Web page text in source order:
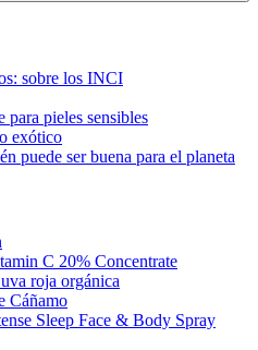
sobre los INCI
pieles sensibles
exótico
puede ser buena para el planeta
C 20% Concentrate
roja orgánica
Cáñamo
Sleep Face & Body Spray